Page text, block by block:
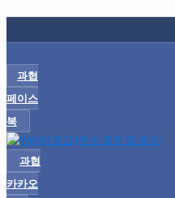
과협
페이스
북
과협
카카오